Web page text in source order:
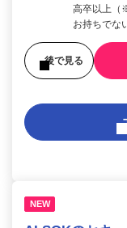
高卒以上（
お持ちでな
後で見る
NEW